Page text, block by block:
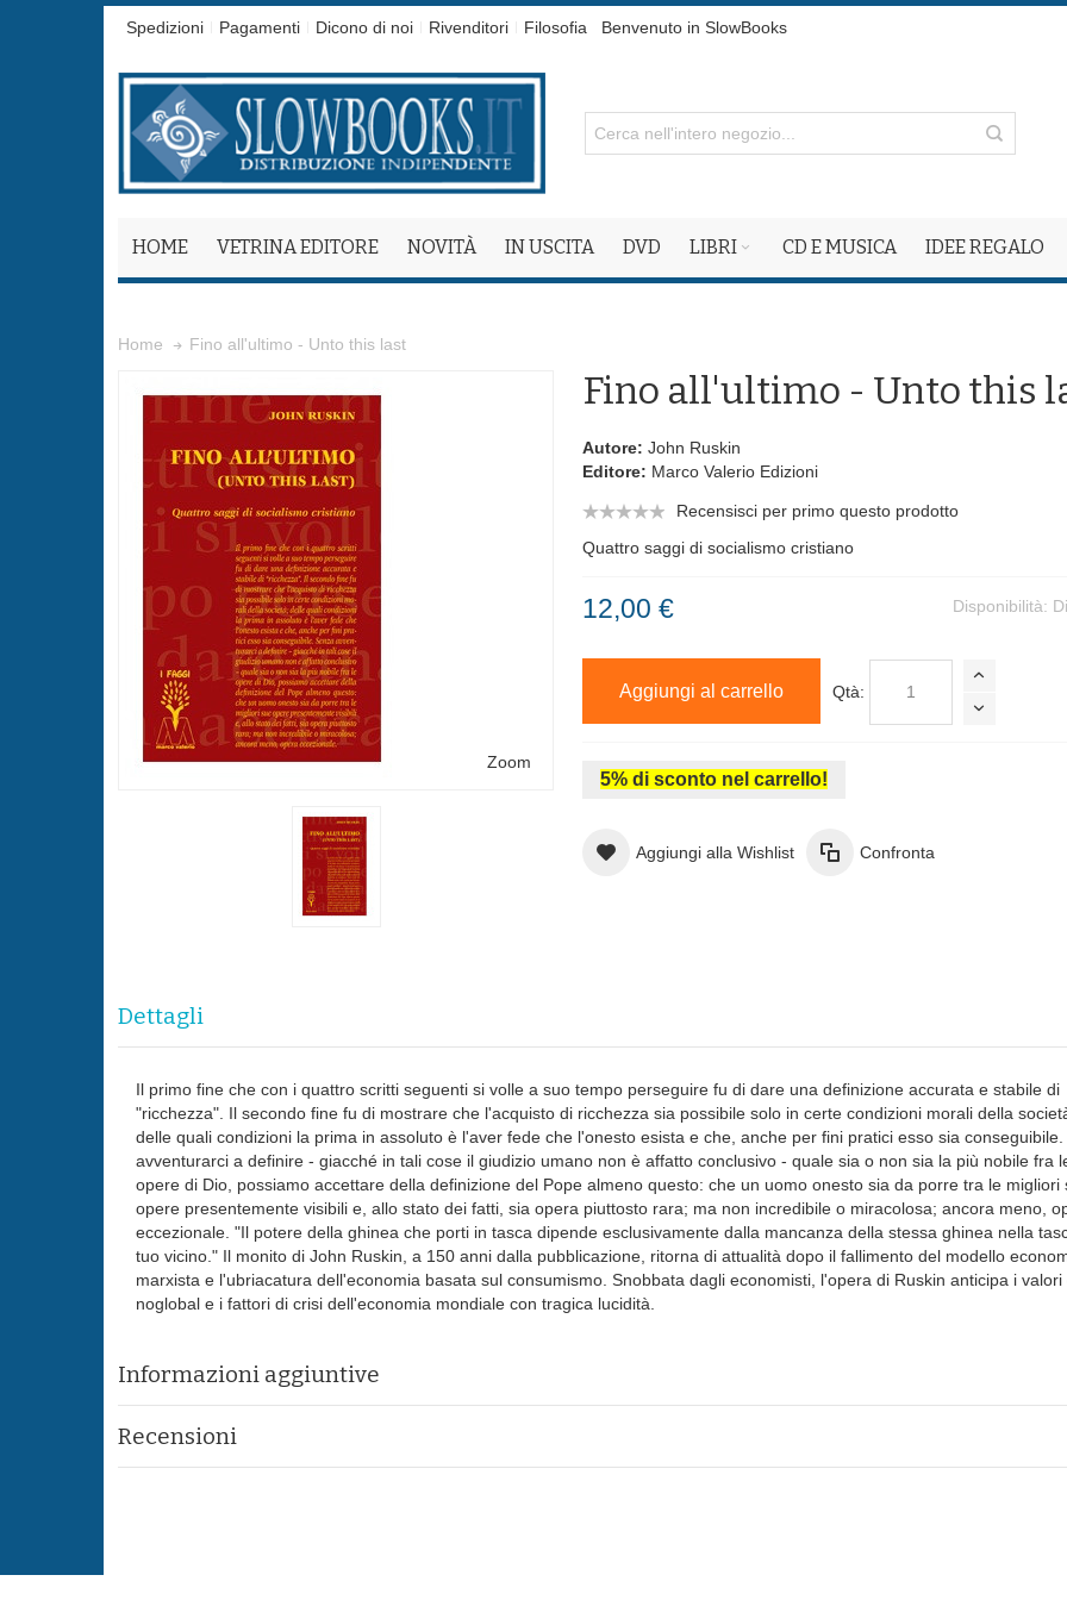
Spedizioni Pagamenti Dicono di noi Rivenditori Filosofia Benvenuto in SlowBooks
HOME VETRINA EDITORE NOVITÀ IN USCITA DVD LIBRI CD E MUSICA IDEE REGALO
Home Fino all'ultimo - Unto this last
Zoom
Fino all'ultimo - Unto this
Autore: John Ruskin
Editore: Marco Valerio Edizioni
Recensisci per primo questo prodotto
Quattro saggi di socialismo cristiano
Disponibilità:
12,00 €
Qtà:
Aggiungi al carrello
5% di sconto nel carrello!
Aggiungi alla Wishlist Confronta
Dettagli
Il primo fine che con i quattro scritti seguenti si volle a suo tempo perseguire fu di dare una definizione accurata e stabile di
"ricchezza". Il secondo fine fu di mostrare che l'acquisto di ricchezza sia possibile solo in certe condizioni morali della
delle quali condizioni la prima in assoluto è l'aver fede che l'onesto esista e che, anche per fini pratici esso sia conseguibile.
avventurarci a definire - giacché in tali cose il giudizio umano non è affatto conclusivo - quale sia o non sia la più nobile fra
opere di Dio, possiamo accettare della definizione del Pope almeno questo: che un uomo onesto sia da porre tra le migliori
opere presentemente visibili e, allo stato dei fatti, sia opera piuttosto rara; ma non incredibile o miracolosa; ancora meno,
eccezionale. "Il potere della ghinea che porti in tasca dipende esclusivamente dalla mancanza della stessa ghinea nella
tuo vicino." Il monito di John Ruskin, a 150 anni dalla pubblicazione, ritorna di attualità dopo il fallimento del modello
marxista e l'ubriacatura dell'economia basata sul consumismo. Snobbata dagli economisti, l'opera di Ruskin anticipa i valori
noglobal e i fattori di crisi dell'economia mondiale con tragica lucidità.
Informazioni aggiuntive
Recensioni